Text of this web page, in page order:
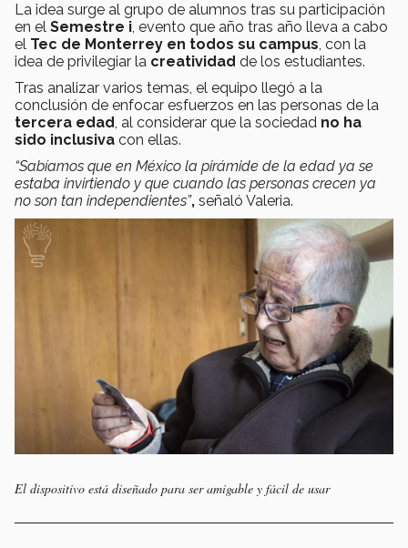
La idea surge al grupo de alumnos tras su participación
en el Semestre i, evento que año tras año lleva a cabo
el Tec de Monterrey en todos su campus, con la
idea de privilegiar la creatividad de los estudiantes.
Tras analizar varios temas, el equipo llegó a la
conclusión de enfocar esfuerzos en las personas de la
tercera edad, al considerar que la sociedad no ha
sido inclusiva con ellas.
“Sabíamos que en México la pirámide de la edad ya se
estaba invirtiendo y que cuando las personas crecen ya
no son tan independientes”, señaló Valeria.
El dispositivo está diseñado para ser amigable y fácil de usar